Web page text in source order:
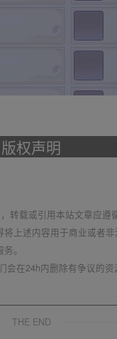
版权声明
转载或引用本站文章应遵
上述内容用于商业或者非
。
在24h内删除有争议的资
THE END